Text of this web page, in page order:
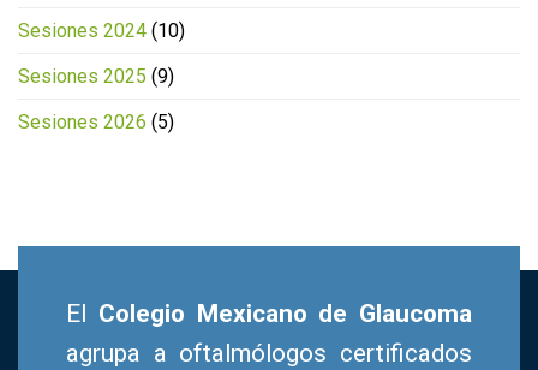
Sesiones 2024 (10)
Sesiones 2025 (9)
Sesiones 2026 (5)
El Colegio Mexicano de Glaucoma
agrupa a oftalmólogos certificados